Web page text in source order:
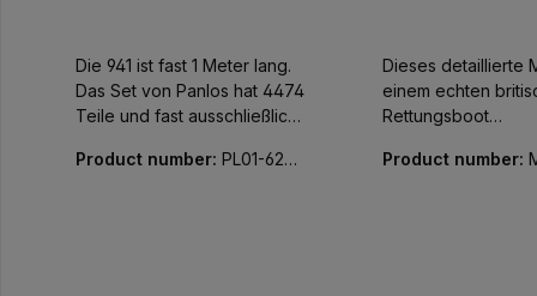
Die 941 ist fast 1 Meter lang.
Das Set von Panlos hat 4474
Teile und fast ausschließlich
Spielfiguren.
Product number: PL01-6280
Dieses detaillierte
einem echten
Rettungsboot
seine robuste
Product number: